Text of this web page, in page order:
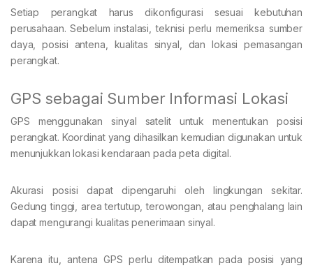
Setiap perangkat harus dikonfigurasi sesuai kebutuhan
perusahaan. Sebelum instalasi, teknisi perlu memeriksa sumber
daya, posisi antena, kualitas sinyal, dan lokasi pemasangan
perangkat.
GPS sebagai Sumber Informasi Lokasi
GPS menggunakan sinyal satelit untuk menentukan posisi
perangkat. Koordinat yang dihasilkan kemudian digunakan untuk
menunjukkan lokasi kendaraan pada peta digital.
Akurasi posisi dapat dipengaruhi oleh lingkungan sekitar.
Gedung tinggi, area tertutup, terowongan, atau penghalang lain
dapat mengurangi kualitas penerimaan sinyal.
Karena itu, antena GPS perlu ditempatkan pada posisi yang